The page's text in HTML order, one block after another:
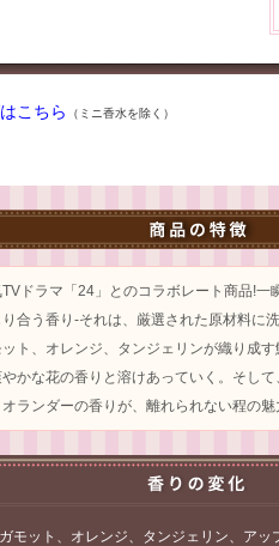
こちら （ミニ香水を除く）
ドラマ「24」とのコラボレート商品!一
合う香り-それは、厳選された原材料に
ト、オレンジ、タンジェリンが織り成
かな花の香りと溶けあっていく。そし
ランダーの香りが、離れられない程の
モット、オレンジ、タンジェリン、アッ